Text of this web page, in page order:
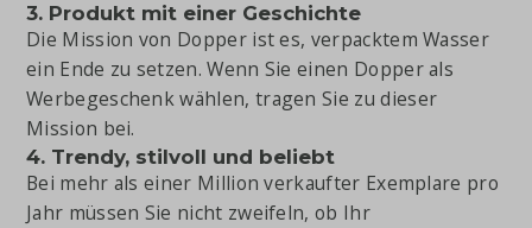
3. Produkt mit einer Geschichte
Die Mission von Dopper ist es, verpacktem Wasser
ein Ende zu setzen. Wenn Sie einen Dopper als
Werbegeschenk wählen, tragen Sie zu dieser
Mission bei.
4. Trendy, stilvoll und beliebt
Bei mehr als einer Million verkaufter Exemplare pro
Jahr müssen Sie nicht zweifeln, ob Ihr